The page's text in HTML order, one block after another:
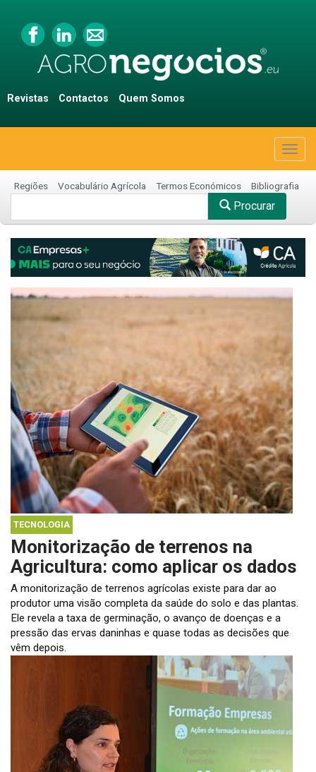
Revistas Contactos Quem Somos
Regiões Vocabulário Agrícola Termos Económicos Bibliografia
Procurar
TECNOLOGIA
Monitorização de terrenos na
Agricultura: como aplicar os dados
A monitorização de terrenos agrícolas existe para dar ao
produtor uma visão completa da saúde do solo e das plantas.
Ele revela a taxa de germinação, o avanço de doenças e a
pressão das ervas daninhas e quase todas as decisões que
vêm depois.